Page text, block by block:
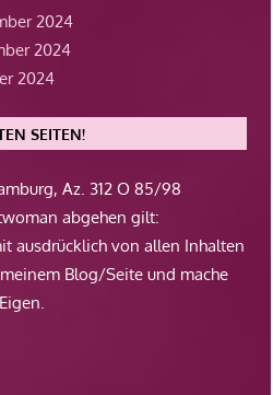
2024
2024
2024
SEITEN!
Az. 312 O 85/98
abgehen gilt:
ausdrücklich von allen Inhalten
Blog/Seite und mache